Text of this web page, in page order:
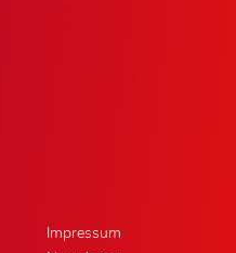
Impressum